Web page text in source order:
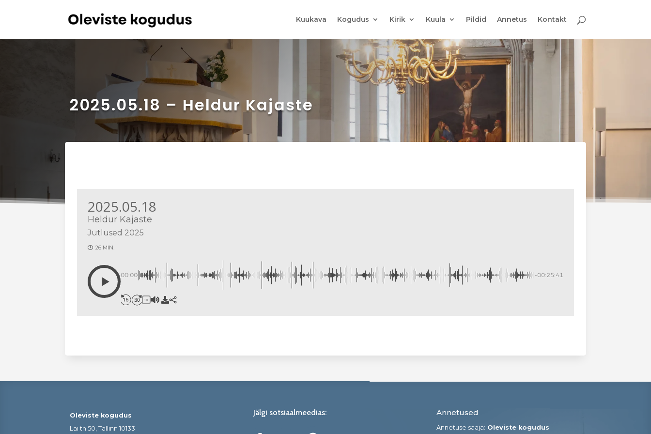
Kuukava Kogudus Kirik Kuula Pildid Annetus Kontakt
2025.05.18 – Heldur Kajaste
2025.05.18
Heldur Kajaste
Jutlused 2025
26 MIN.
00:00 -00:25:41
1X
Oleviste kogudus
Lai tn 50, Tallinn 10133
Jälgi sotsiaalmeedias: Annetused
Annetuse saaja: Oleviste kogudus